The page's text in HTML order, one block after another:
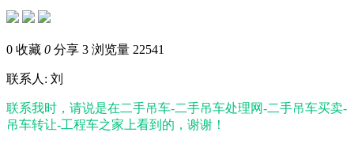
0 收藏 0 分享 3 浏览量 22541
联系人: 刘
联系我时，请说是在二手吊车-二手吊车处理网-二手吊车买卖-
吊车转让-工程车之家上看到的，谢谢！